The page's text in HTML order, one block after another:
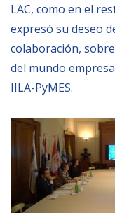
Convocatorias
Becas
Alta Formación
Para las
Contratos/
NEWSLETTER
LAC, como en el
expresó su deseo
colaboración,
del mundo
IILA-PyMES.